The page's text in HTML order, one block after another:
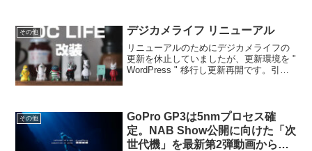
ティ化や高価格化が進む現代ビジネスで
勝つための鉄則に迫ります。
その他 デジカメライフ リニューアル
リニューアルのためにデジカメライフの
更新を休止していましたが、更新環境を "
WordPress " 移行し更新再開です。引き
その他
GoPro GP3は5nmプロセス確
定。NAB Show公開に向けた「次
世代機」を最新第2弾動画から徹